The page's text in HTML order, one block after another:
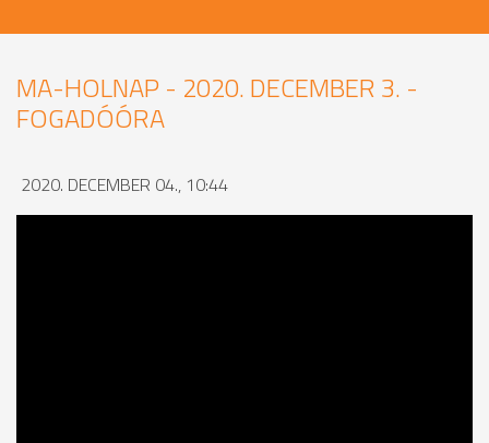
MA-HOLNAP - 2020. DECEMBER 3. -
FOGADÓÓRA
2020. DECEMBER 04., 10:44